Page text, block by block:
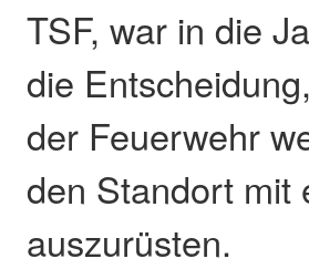
TSF, war in die
die
der Feuerwehr
den Standort mit
auszurüsten.